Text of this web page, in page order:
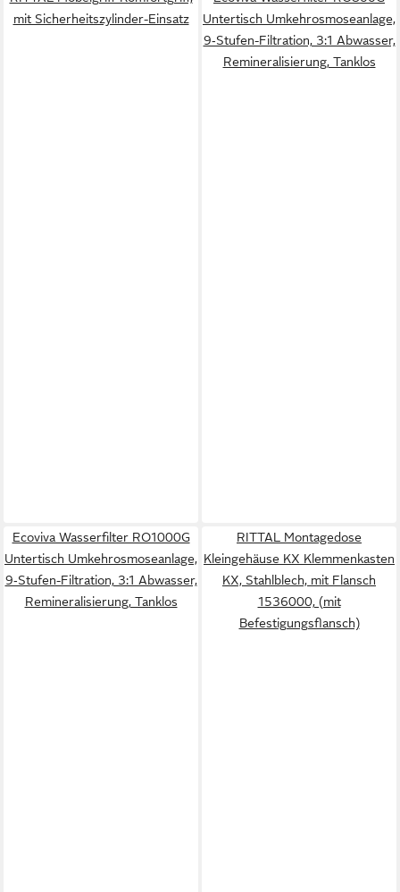
mit Sicherheitszylinder-Einsatz
Untertisch Umkehrosmoseanlage,
9‑Stufen-Filtration, 3:1 Abwasser,
Remineralisierung, Tanklos
Ecoviva Wasserfilter RO1000G
Untertisch Umkehrosmoseanlage,
9‑Stufen-Filtration, 3:1 Abwasser,
Remineralisierung, Tanklos
RITTAL Montagedose
Kleingehäuse KX Klemmenkasten
KX, Stahlblech, mit Flansch
1536000, (mit
Befestigungsflansch)